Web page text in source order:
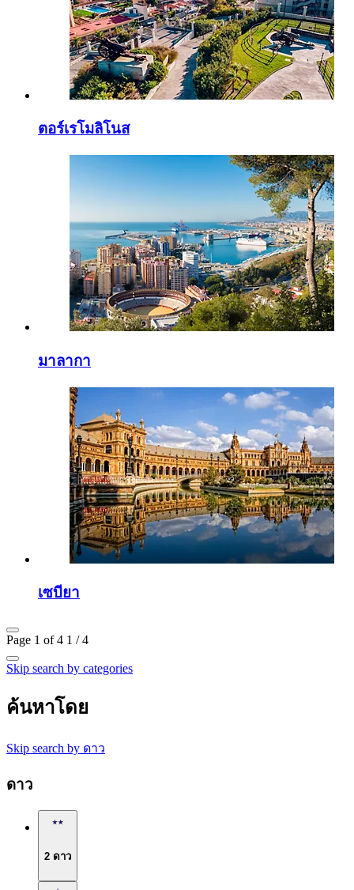
ตอร์เรโมลิโนส
มาลากา
เซบียา
Page 1 of 4 1 / 4
Skip search by categories
ค้นหาโดย
Skip search by ดาว
ดาว
2 ดาว